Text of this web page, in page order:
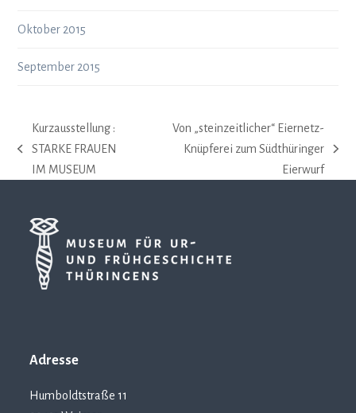
Oktober 2015
September 2015
Beitrag:
Kurzausstellung :
STARKE FRAUEN
IM MUSEUM
Nächster
Beitrag:
Von „steinzeitlicher“ Eiernetz-
Knüpferei zum Südthüringer
Eierwurf
Adresse
Humboldtstraße 11